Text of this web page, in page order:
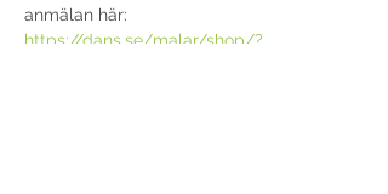
anmälan här:
https://dans.se/malar/shop/?